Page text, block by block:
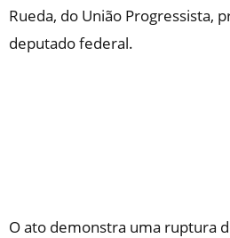
Rueda, do União Progressista,
deputado federal.
O ato demonstra uma ruptura